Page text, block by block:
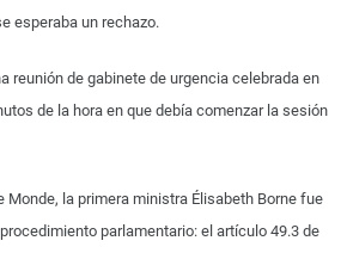
esperaba un rechazo.
reunión de gabinete de urgencia celebrada en
de la hora en que debía comenzar la sesión
Monde, la primera ministra Élisabeth Borne fue
parlamentario: el artículo 49.3 de